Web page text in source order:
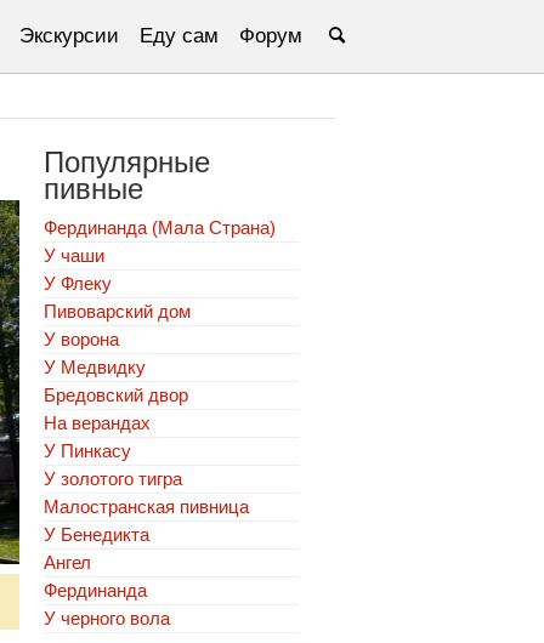
Экскурсии Еду сам Форум
Популярные
пивные
Фердинанда (Мала Страна)
У чаши
У Флеку
Пивоварский дом
У ворона
У Медвидку
Бредовский двор
На верандах
У Пинкасу
У золотого тигра
Малостранская пивница
У Бенедикта
Ангел
Фердинанда
У черного вола